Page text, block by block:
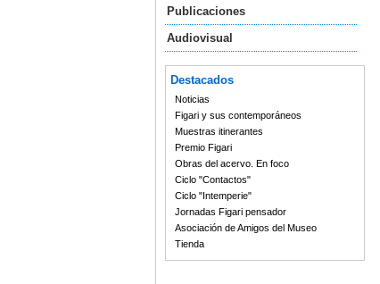
Publicaciones
Audiovisual
Destacados
Noticias
Figari y sus contemporáneos
Muestras itinerantes
Premio Figari
Obras del acervo. En foco
Ciclo "Contactos"
Ciclo "Intemperie"
Jornadas Figari pensador
Asociación de Amigos del Museo
Tienda